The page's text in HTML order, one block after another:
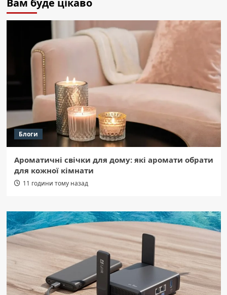
Блоги
Ароматичні свічки для дому: які аромати обрати
для кожної кімнати
11 години тому назад